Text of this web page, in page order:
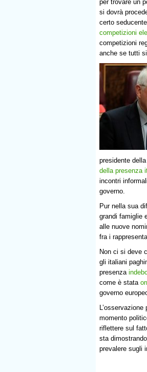
per trovare un
si dovrà
certo
competizioni
competizioni
anche se tutti
presidente
della presenza
incontri
governo.
Pur nella sua
grandi famiglie
alle nuove
fra i
Non ci si deve
gli italiani
presenza
come è stata
governo
momento
riflettere sul
sta
prevalere sugli